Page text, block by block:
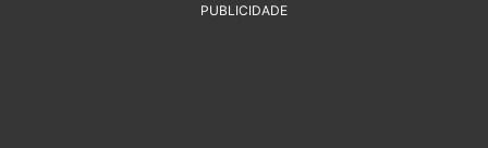
PUBLICIDADE